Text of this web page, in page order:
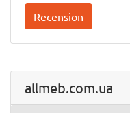
Recension
allmeb.com.ua